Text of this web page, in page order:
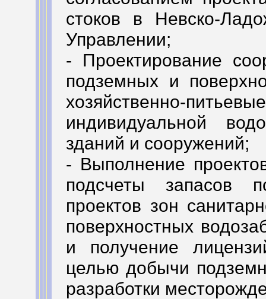
стоков в Невско-
Управлении;
- Проектирование
подземных и
хозяйственно-
индивидуальной
зданий и сооружений;
- Выполнение
подсчеты запасов
проектов зон
поверхностных
и получение
целью добычи
разработки